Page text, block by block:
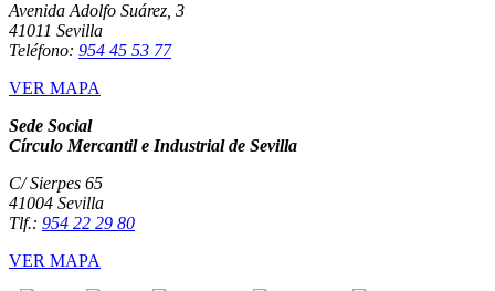
Avenida Adolfo Suárez, 3
41011 Sevilla
Teléfono: 954 45 53 77
VER MAPA
Sede Social
Círculo Mercantil e Industrial de Sevilla
C/ Sierpes 65
41004 Sevilla
Tlf.: 954 22 29 80
VER MAPA